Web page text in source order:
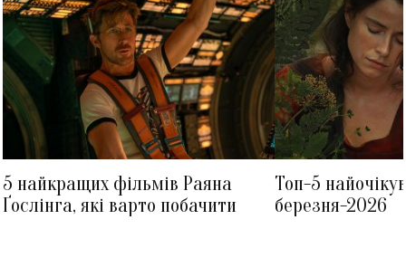
5 найкращих фільмів Раяна
Ґослінга, які варто побачити
Топ-5
березня-2026